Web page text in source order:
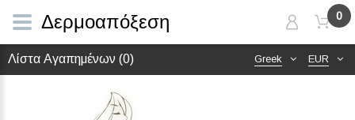
EUR
Greek
0
Λίστα Αγαπημένων (0)
Δερμοαπόξεση